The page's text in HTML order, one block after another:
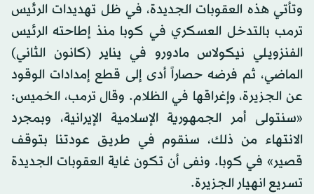
وتأتي هذه العقوبات الجديدة، في ظل تهديدات الرئيس
ترمب بالتدخل العسكري في كوبا منذ إطاحته الرئيس
الفنزويلي نيكولاس مادورو في يناير (كانون الثاني)
الماضي، ثم فرضه حصاراً أدى إلى قطع إمدادات الوقود
عن الجزيرة، وإغراقها في الظلام. وقال ترمب، الخميس:
«سنتولى أمر الجمهورية الإسلامية الإيرانية، وبمجرد
الانتهاء من ذلك، سنقوم في طريق عودتنا بتوقف
قصير» في كوبا. ونفى أن تكون غاية العقوبات الجديدة
تسريع انهيار الجزيرة.